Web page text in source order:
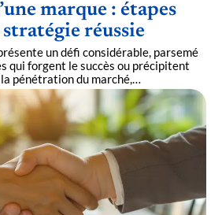
marque : étapes
réussie
un défi considérable, parsemé
qui forgent le succès ou précipitent
pénétration du marché,…